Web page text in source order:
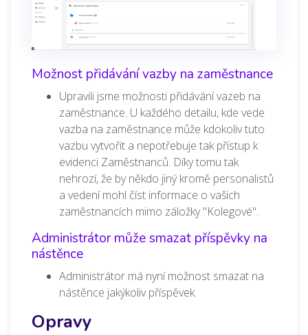
Možnost přidávání vazby na zaměstnance
Upravili jsme možnosti přidávání vazeb na
zaměstnance. U každého detailu, kde vede
vazba na zaměstnance může kdokoliv tuto
vazbu vytvořit a nepotřebuje tak přístup k
evidenci Zaměstnanců. Díky tomu tak
nehrozí, že by někdo jiný kromě personalistů
a vedení mohl číst informace o vašich
zaměstnancích mimo záložky "Kolegové".
Administrátor může smazat příspěvky na
nástěnce
Administrátor má nyní možnost smazat na
nástěnce jakýkoliv příspěvek.
Opravy